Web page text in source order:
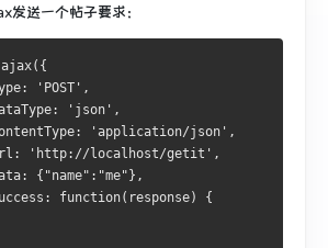
送一个帖子要求：
'POST',
'json',
'application/json',
'http://localhost/getit',
{"name":"me"},
function(response) {